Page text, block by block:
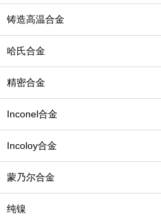
铸造高温合金
哈氏合金
精密合金
Inconel合金
Incoloy合金
蒙乃尔合金
纯镍